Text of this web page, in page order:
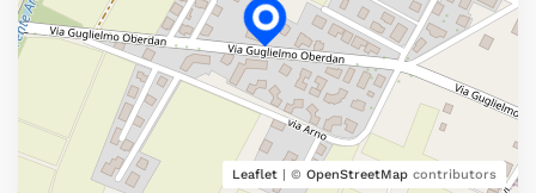
Leaflet | © OpenStreetMap contributors